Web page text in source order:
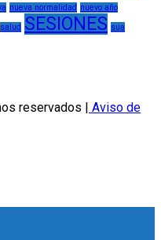
nueva normalidad nuevo año
salud SESIONES sua
reservados | Aviso de